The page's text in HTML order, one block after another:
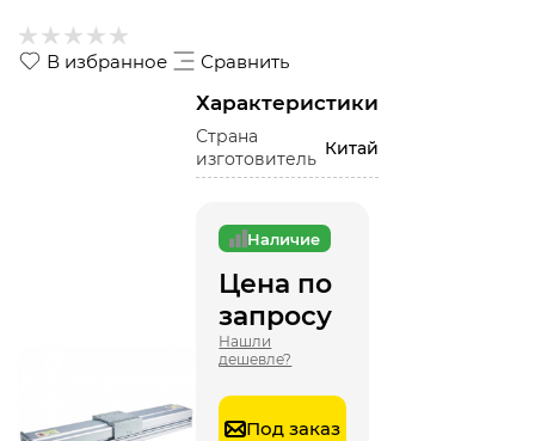
В избранное Сравнить
Характеристики
Страна
изготовитель
Китай
Наличие
Цена по
запросу
Нашли
дешевле?
Под заказ